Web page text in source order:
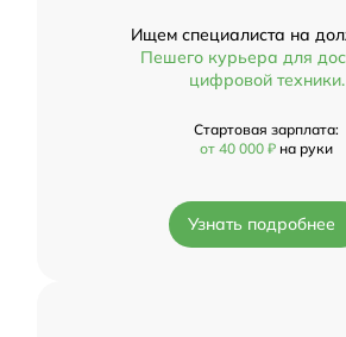
Ищем специалиста на
Пешего курьера для
цифровой техники.
Стартовая зарплата:
от 40 000 ₽ на руки
Узнать подробнее